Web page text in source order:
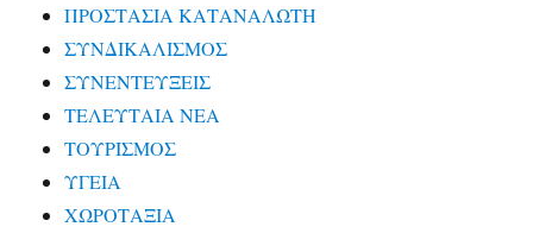
ΠΡΟΣΤΑΣΙΑ ΚΑΤΑΝΑΛΩΤΗ
ΣΥΝΔΙΚΑΛΙΣΜΟΣ
ΣΥΝΕΝΤΕΥΞΕΙΣ
ΤΕΛΕΥΤΑΙΑ ΝΕΑ
ΤΟΥΡΙΣΜΟΣ
ΥΓΕΙΑ
ΧΩΡΟΤΑΞΙΑ